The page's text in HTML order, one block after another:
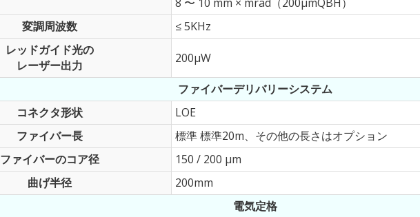
変調周波数
≤ 5KHz
レッドガイド光の
レーザー出力
200μW
ファイバーデリバリーシステム
コネクタ形状
LOE
ファイバー長
標準 標準20m、その他の長さはオプション
ファイバーのコア径
150 / 200 μm
曲げ半径
200mm
電気定格